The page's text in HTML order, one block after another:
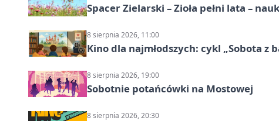
Spacer Zielarski – Zioła pełni lata –
8 sierpnia 2026, 11:00
Kino dla najmłodszych: cykl „Sobota z
8 sierpnia 2026, 19:00
Sobotnie potańcówki na Mostowej
8 sierpnia 2026, 20:30